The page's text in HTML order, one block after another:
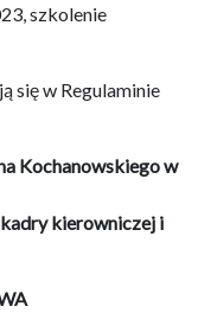
szkolenie
się w Regulaminie
Kochanowskiego w
kierowniczej i